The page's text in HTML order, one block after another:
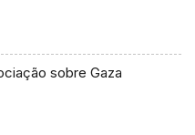
sobre Gaza